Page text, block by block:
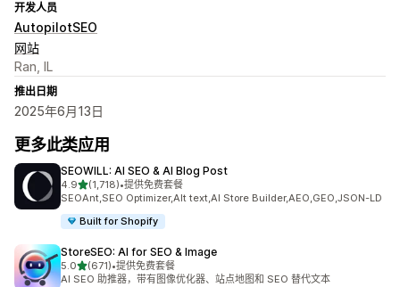
开发人员
AutopilotSEO
网站
Ran, IL
推出日期
2025年6月13日
更多此类应用
SEOWILL: AI SEO & AI Blog Post
4.9星（满分 5 星）
(1,718)
总共 1718 条评论
•提供免费套餐
SEOAnt,SEO Optimizer,Alt text,AI Store Builder,AEO,GEO,JSON-LD
Built for Shopify
StoreSEO: AI for SEO & Image
5.0星（满分 5 星）
(671)
总共 671 条评论
•提供免费套餐
AI SEO 助推器，带有图像优化器、站点地图和 SEO 替代文本